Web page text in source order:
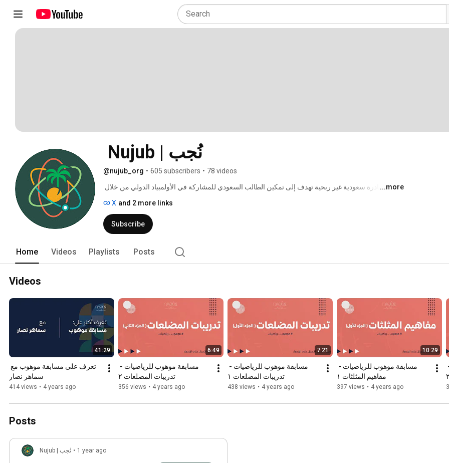
Nujub | نُجب
@nujub_org • 605 subscribers • 78 videos
...more
X and 2 more links
Subscribe
Home Videos Playlists Posts
Videos
41:29
سماهر نصار
414 views • 4 years ago
6:49
تدريبات المضلعات ٢
356 views • 4 years ago
7:21
تدريبات المضلعات ١
438 views • 4 years ago
10:29
مفاهيم المثلثات ١
397 views • 4 years ago
Posts
Nujub | نُجب • 1 year ago